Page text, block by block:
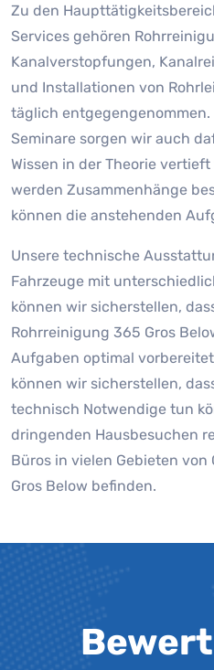
Zu den
Services gehören
Kanalverstopfungen,
und Installationen von
täglich
Seminare sorgen wir auch
Wissen in der Theorie
werden Zusammenhänge
können die anstehenden
Unsere technische
Fahrzeuge mit
können wir sicherstellen,
Rohrreinigung 365 Gros
Aufgaben optimal
können wir sicherstellen,
technisch Notwendige tun
dringenden Hausbesuchen
Büros in vielen Gebieten von
Gros Below befinden.